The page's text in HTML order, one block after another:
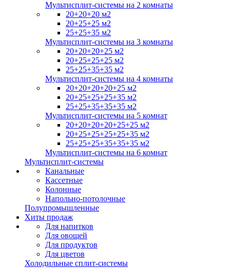
Мультисплит-системы на 2 комнаты
20+20+20 м2
20+25+25 м2
25+25+35 м2
Мультисплит-системы на 3 комнаты
20+20+20+25 м2
20+25+25+25 м2
25+25+35+35 м2
Мультисплит-системы на 4 комнаты
20+20+20+20+25 м2
20+25+25+25+35 м2
25+25+35+35+35 м2
Мультисплит-системы на 5 комнат
20+20+20+20+25+25 м2
20+25+25+25+25+35 м2
25+25+25+35+35+35 м2
Мультисплит-системы на 6 комнат
Мультисплит-системы
Канальные
Кассетные
Колонные
Напольно-потолочные
Полупромышленные
Хиты продаж
Для напитков
Для овощей
Для продуктов
Для цветов
Холодильные сплит-системы